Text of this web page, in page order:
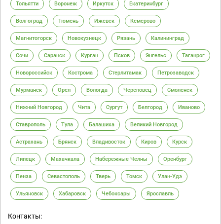
Тольятти Воронеж Иркутск Екатеринбург
Волгоград Тюмень Ижевск Кемерово
Магнитогорск Новокузнецк Рязань Калининград
Сочи Саранск Курган Псков Энгельс Таганрог
Новороссийск Кострома Стерлитамак Петрозаводск
Мурманск Орел Вологда Череповец Смоленск
Нижний Новгород Чита Сургут Белгород Иваново
Ставрополь Тула Балашиха Великий Новгород
Астрахань Брянск Владивосток Киров Курск
Липецк Махачкала Набережные Челны Оренбург
Пенза Севастополь Тверь Томск Улан-Удэ
Ульяновск Хабаровск Чебоксары Ярославль
Контакты: